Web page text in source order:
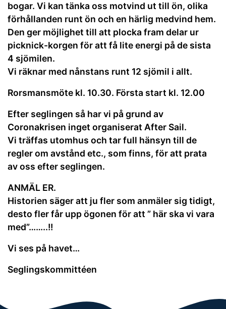
bogar. Vi kan tänka oss motvind ut till ön, olika
förhållanden runt ön och en härlig medvind hem.
Den ger möjlighet till att plocka fram delar ur
picknick-korgen för att få lite energi på de sista
4 sjömilen.
Vi räknar med nånstans runt 12 sjömil i allt.
Rorsmansmöte kl. 10.30. Första start kl. 12.00
Efter seglingen så har vi på grund av
Coronakrisen inget organiserat After Sail.
Vi träffas utomhus och tar full hänsyn till de
regler om avstånd etc., som finns, för att prata
av oss efter seglingen.
ANMÄL ER.
Historien säger att ju fler som anmäler sig tidigt,
desto fler får upp ögonen för att ” här ska vi vara
med”……..!!
Vi ses på havet…
Seglingskommittéen